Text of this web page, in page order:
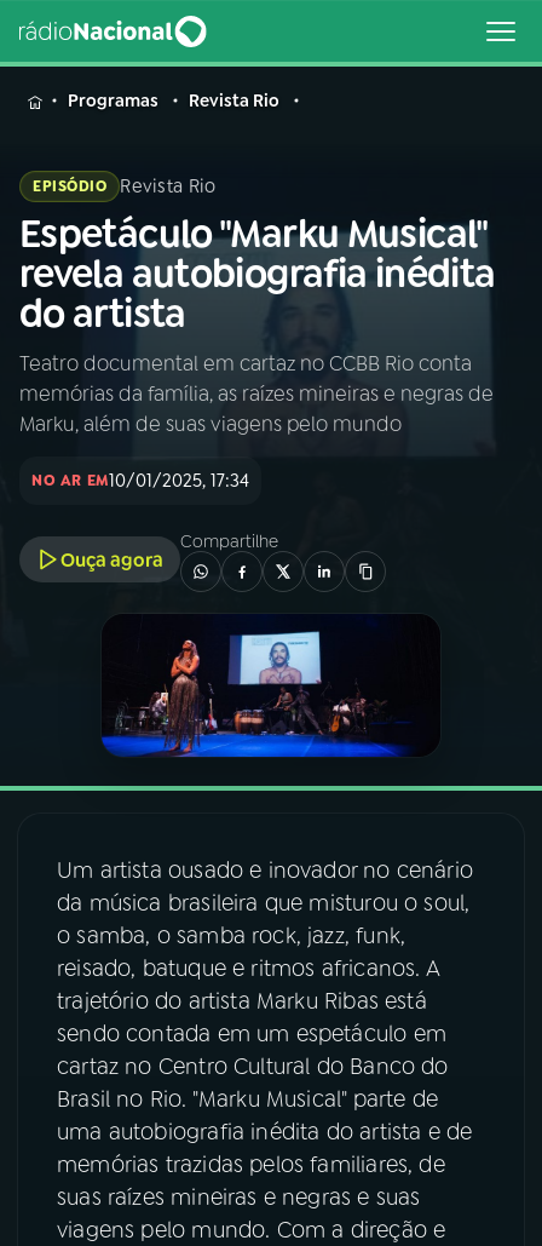
MENU
Buscar
na
Rádio
Nacional
Buscar
AO VIVO
PROGRAMAS
PODCASTS
08FESTIVAL DE MÚSICA
ACOMPANHE A RÁDIO NACIONAL
YouTube Facebook
Instagram X
Programas Revista Rio
EPISÓDIO Revista Rio
Espetáculo "Marku Musical"
revela autobiografia inédita
do artista
Teatro documental em cartaz no CCBB Rio conta
memórias da família, as raízes mineiras e negras de
Marku, além de suas viagens pelo mundo
NO AR EM10/01/2025, 17:34
Ouça agora
Compartilhe
Um artista ousado e inovador no cenário
da música brasileira que misturou o soul,
o samba, o samba rock, jazz, funk,
reisado, batuque e ritmos africanos. A
trajetório do artista Marku Ribas está
sendo contada em um espetáculo em
cartaz no Centro Cultural do Banco do
Brasil no Rio. "Marku Musical" parte de
uma autobiografia inédita do artista e de
memórias trazidas pelos familiares, de
suas raízes mineiras e negras e suas
viagens pelo mundo. Com a direção e